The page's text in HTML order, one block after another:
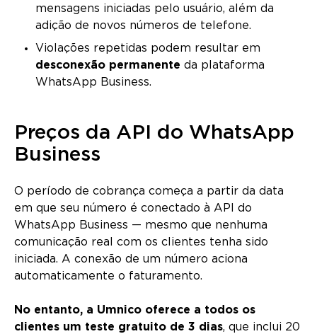
mensagens iniciadas pelo usuário, além da
adição de novos números de telefone.
Violações repetidas podem resultar em
desconexão permanente da plataforma
WhatsApp Business.
Preços da API do WhatsApp
Business
O período de cobrança começa a partir da data
em que seu número é conectado à API do
WhatsApp Business — mesmo que nenhuma
comunicação real com os clientes tenha sido
iniciada. A conexão de um número aciona
automaticamente o faturamento.
No entanto, a Umnico oferece a todos os
clientes um teste gratuito de 3 dias, que inclui 20